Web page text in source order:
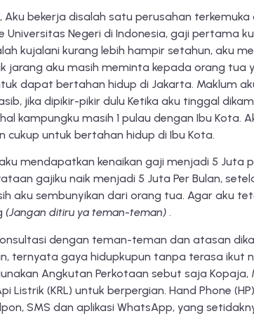
bekerja disalah satu perusahan terkemuka
Universitas Negeri di Indonesia, gaji pertama
kujalani kurang lebih hampir setahun, aku
jarang aku masih meminta kepada orang tua
dapat bertahan hidup di Jakarta. Maklum
jika dipikir-pikir dulu Ketika aku tinggal
kampungku masih 1 pulau dengan Ibu Kota.
cukup untuk bertahan hidup di Ibu Kota.
mendapatkan kenaikan gaji menjadi 5 Juta
gajiku naik menjadi 5 Juta Per Bulan,
aku sembunyikan dari orang tua. Agar aku
(Jangan ditiru ya teman-teman).
dengan teman-teman dan atasan
ternyata gaya hidupkupun tanpa terasa ikut
Angkutan Perkotaan sebut saja Kopaja,
Listrik (KRL) untuk berpergian. Hand Phone
SMS dan aplikasi WhatsApp, yang